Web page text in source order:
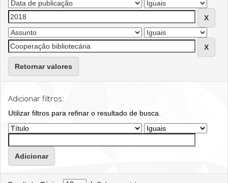
Retornar valores
Adicionar filtros:
Utilizar filtros para refinar o resultado de busca.